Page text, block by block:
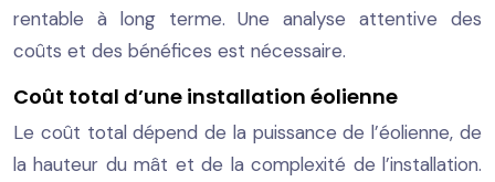
rentable à long terme. Une analyse attentive des
coûts et des bénéfices est nécessaire.
Coût total d’une installation éolienne
Le coût total dépend de la puissance de l’éolienne, de
la hauteur du mât et de la complexité de l’installation.